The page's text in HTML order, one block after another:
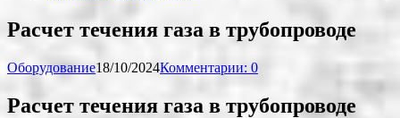
Расчет течения газа в трубопроводе
Оборудование18/10/2024Комментарии: 0
Расчет течения газа в трубопроводе